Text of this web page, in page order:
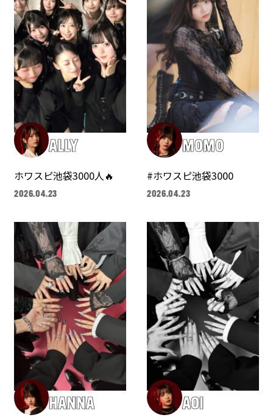
ALLY
ホワスピ池袋3000人🔥
2026.04.23
MOMO
#ホワスピ池袋3000
2026.04.23
HANNA AOI